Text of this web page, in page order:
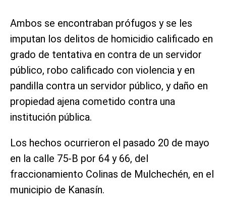
Ambos se encontraban prófugos y se les
imputan los delitos de homicidio calificado en
grado de tentativa en contra de un servidor
público, robo calificado con violencia y en
pandilla contra un servidor público, y daño en
propiedad ajena cometido contra una
institución pública.
Los hechos ocurrieron el pasado 20 de mayo
en la calle 75-B por 64 y 66, del
fraccionamiento Colinas de Mulchechén, en el
municipio de Kanasín.